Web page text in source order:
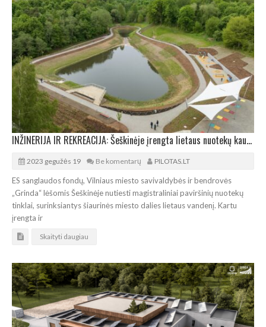
INŽINERIJA IR REKREACIJA: Šeškinėje įrengta lietaus nuotekų kaupykla ir poilsio erdvė
2023 gegužės 19 Be komentarų PILOTAS.LT
ES sanglaudos fondų, Vilniaus miesto savivaldybės ir bendrovės
„Grinda“ lėšomis Šeškinėje nutiesti magistraliniai paviršinių nuotekų
tinklai, surinksiantys šiaurinės miesto dalies lietaus vandenį. Kartu
įrengta ir
Skaityti daugiau